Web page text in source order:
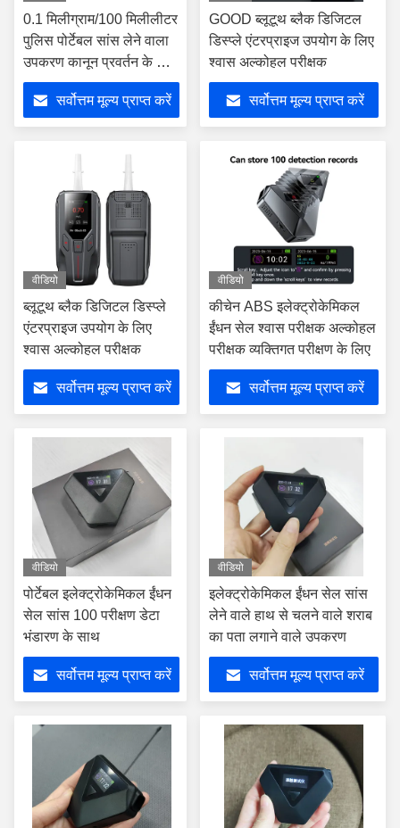
0.1 मिलीग्राम/100 मिलीलीटर
पुलिस पोर्टेबल सांस लेने वाला
उपकरण कानून प्रवर्तन के लिए
3W भंडारण
सर्वोत्तम मूल्य प्राप्त करें
GOOD ब्लूटूथ ब्लैक डिजिटल
डिस्प्ले एंटरप्राइज उपयोग के लिए
श्वास अल्कोहल परीक्षक
सर्वोत्तम मूल्य प्राप्त करें
वीडियो
ब्लूटूथ ब्लैक डिजिटल डिस्प्ले
एंटरप्राइज उपयोग के लिए
श्वास अल्कोहल परीक्षक
सर्वोत्तम मूल्य प्राप्त करें
वीडियो
कीचेन ABS इलेक्ट्रोकेमिकल
ईंधन सेल श्वास परीक्षक अल्कोहल
परीक्षक व्यक्तिगत परीक्षण के लिए
सर्वोत्तम मूल्य प्राप्त करें
वीडियो
पोर्टेबल इलेक्ट्रोकेमिकल ईंधन
सेल सांस 100 परीक्षण डेटा
भंडारण के साथ
सर्वोत्तम मूल्य प्राप्त करें
वीडियो
इलेक्ट्रोकेमिकल ईंधन सेल सांस
लेने वाले हाथ से चलने वाले शराब
का पता लगाने वाले उपकरण
सर्वोत्तम मूल्य प्राप्त करें